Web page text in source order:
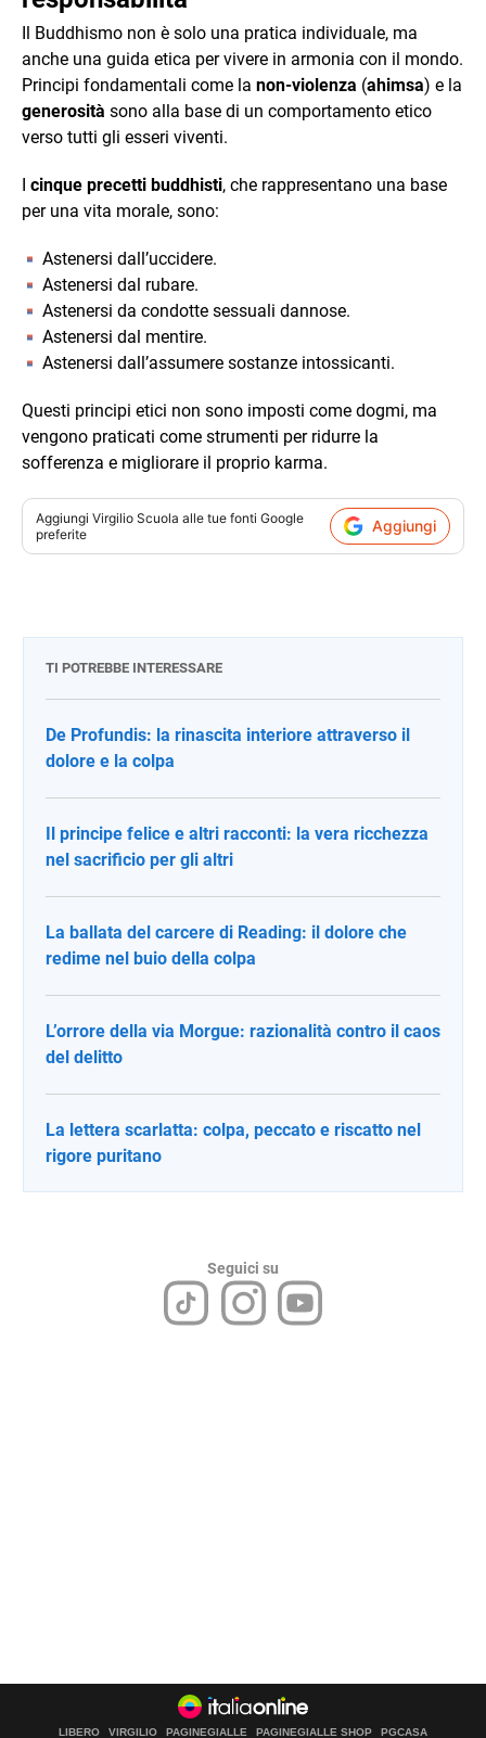
Il Buddhismo non è solo una pratica individuale, ma
anche una guida etica per vivere in armonia con il mondo.
Principi fondamentali come la non-violenza (ahimsa) e la
generosità sono alla base di un comportamento etico
verso tutti gli esseri viventi.
I cinque precetti buddhisti, che rappresentano una base
per una vita morale, sono:
Astenersi dall’uccidere.
Astenersi dal rubare.
Astenersi da condotte sessuali dannose.
Astenersi dal mentire.
Astenersi dall’assumere sostanze intossicanti.
Questi principi etici non sono imposti come dogmi, ma
vengono praticati come strumenti per ridurre la
sofferenza e migliorare il proprio karma.
Aggiungi Virgilio Scuola alle tue fonti Google
preferite
Aggiungi
TI POTREBBE INTERESSARE
De Profundis: la rinascita interiore attraverso il
dolore e la colpa
Il principe felice e altri racconti: la vera ricchezza
nel sacrificio per gli altri
La ballata del carcere di Reading: il dolore che
redime nel buio della colpa
L’orrore della via Morgue: razionalità contro il caos
del delitto
La lettera scarlatta: colpa, peccato e riscatto nel
rigore puritano
Seguici su
LIBERO VIRGILIO PAGINEGIALLE PAGINEGIALLE SHOP PGCASA